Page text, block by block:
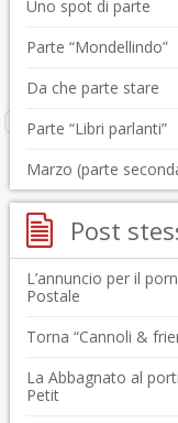
Uno spot di parte
Parte “Mondellindo”
Da che parte stare
Parte “Libri parlanti”
Marzo (parte
Post
L’annuncio per il
Postale
Torna “Cannoli &
La Abbagnato al
Petit